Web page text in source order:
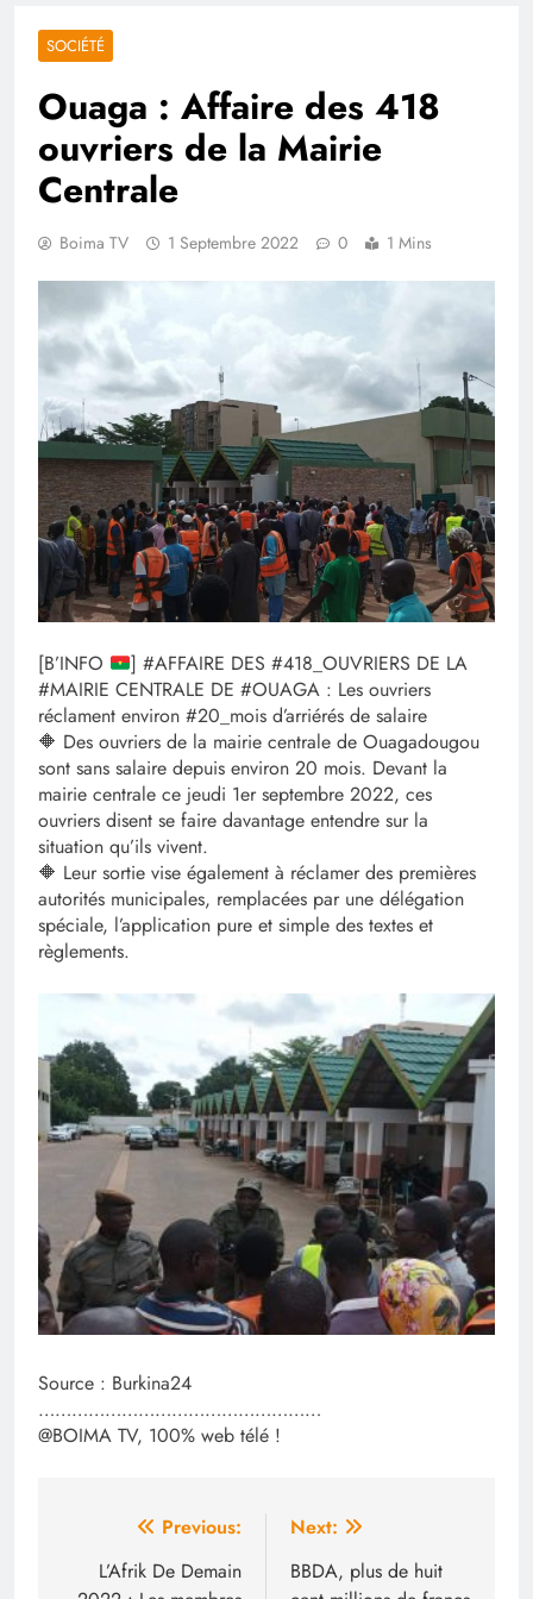
SOCIÉTÉ
Ouaga : Affaire des 418
ouvriers de la Mairie
Centrale
Boima TV 1 Septembre 2022 0 1 Mins
[B’INFO
] #AFFAIRE DES #418_OUVRIERS DE LA
#MAIRIE CENTRALE DE #OUAGA : Les ouvriers
réclament environ #20_mois d’arriérés de salaire
🔶️ Des ouvriers de la mairie centrale de Ouagadougou
sont sans salaire depuis environ 20 mois. Devant la
mairie centrale ce jeudi 1er septembre 2022, ces
ouvriers disent se faire davantage entendre sur la
situation qu’ils vivent.
🔶️ Leur sortie vise également à réclamer des premières
autorités municipales, remplacées par une délégation
spéciale, l’application pure et simple des textes et
règlements.
Source : Burkina24
……………………………………………
@BOIMA TV, 100% web télé !
Navigation
Previous:
L’Afrik De Demain
Next:
BBDA, plus de huit